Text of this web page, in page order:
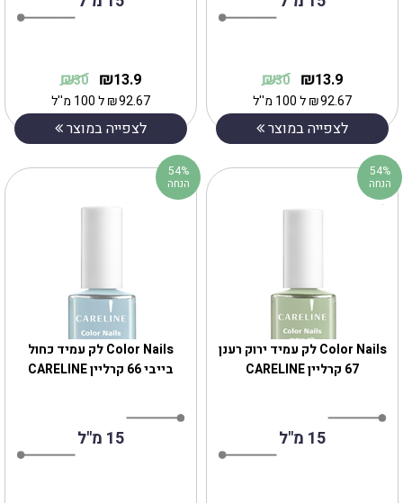
13.9
₪
30
₪
92.67
₪ל 100 מ''ל
לצפייה במוצר
13.9
₪
30
₪
92.67
₪ל 100 מ''ל
לצפייה במוצר
Color Nails לק עמיד כחול
בייבי 66 קרליין CARELINE
15 מ"ל
54%
הנחה
Color Nails לק עמיד ירוק רענן
67 קרליין CARELINE
15 מ"ל
54%
הנחה